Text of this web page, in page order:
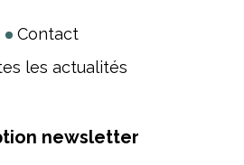
Contact
les actualités
newsletter